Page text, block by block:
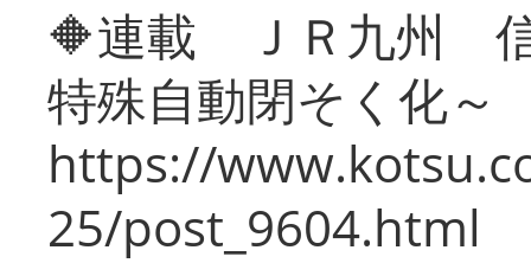
🔶連載 ＪＲ九州 信
特殊自動閉そく化～
https://
25/post_9604.html